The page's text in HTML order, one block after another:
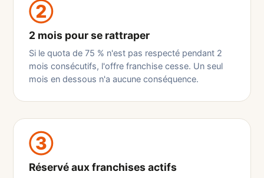
②
2 mois pour se rattraper
Si le quota de 75 % n'est pas respecté pendant 2
mois consécutifs, l'offre franchise cesse. Un seul
mois en dessous n'a aucune conséquence.
③
Réservé aux franchises actifs